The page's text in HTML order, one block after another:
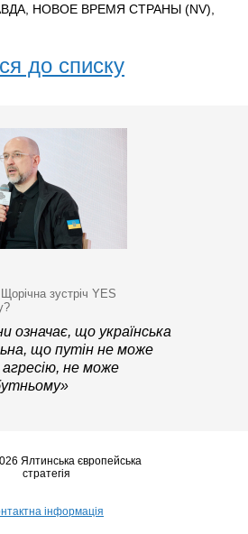
НОВОЕ ВРЕМЯ СТРАНЫ (NV),
до списку
зустріч YES
означає, що українська
що путін не може
не може
Ялтинська європейська
стратегія
інформація